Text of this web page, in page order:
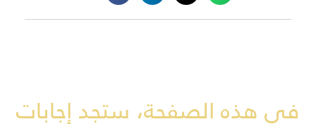
في هذه الصفحة، ستجد إجابات